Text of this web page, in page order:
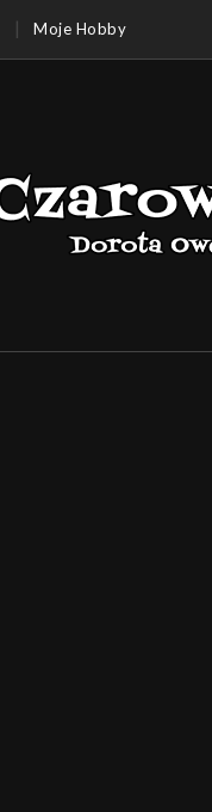
Moje Hobby